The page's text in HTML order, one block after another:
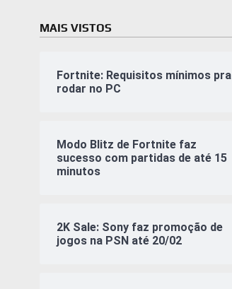
MAIS VISTOS
Fortnite: Requisitos mínimos pra
rodar no PC
Modo Blitz de Fortnite faz
sucesso com partidas de até 15
minutos
2K Sale: Sony faz promoção de
jogos na PSN até 20/02